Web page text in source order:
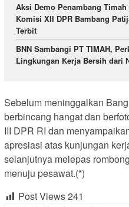
Aksi Demo Penambang
Komisi XII DPR Bambang
Terbit
BNN Sambangi PT TIMAH,
Lingkungan Kerja Bersih dari
Sebelum meninggalkan
berbincang hangat dan
III DPR RI dan
apresiasi atas kunjungan
selanjutnya melepas
menuju pesawat.(*)
Post Views241